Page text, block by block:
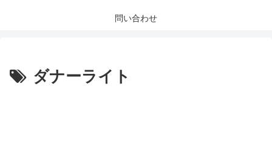
問い合わせ
ダナーライト